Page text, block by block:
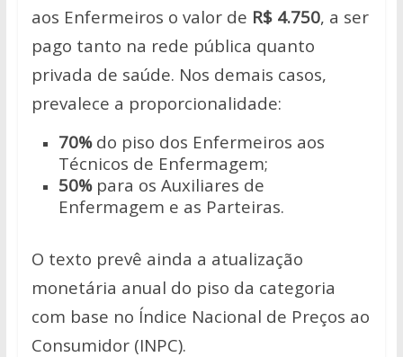
aos Enfermeiros o valor de R$ 4.750, a ser
pago tanto na rede pública quanto
privada de saúde. Nos demais casos,
prevalece a proporcionalidade:
70%do piso dos Enfermeiros aos
Técnicos de Enfermagem;
50%para os Auxiliares de
Enfermagem e as Parteiras.
O texto prevê ainda a atualização
monetária anual do piso da categoria
com base no Índice Nacional de Preços ao
Consumidor (INPC).